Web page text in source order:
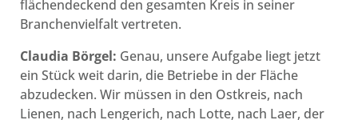
flächendeckend den gesamten Kreis in seiner
Branchenvielfalt vertreten.
Claudia Börgel: Genau, unsere Aufgabe liegt jetzt
ein Stück weit darin, die Betriebe in der Fläche
abzudecken. Wir müssen in den Ostkreis, nach
Lienen, nach Lengerich, nach Lotte, nach Laer, der